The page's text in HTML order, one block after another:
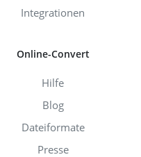
Integrationen
Online-Convert
Hilfe
Blog
Dateiformate
Presse